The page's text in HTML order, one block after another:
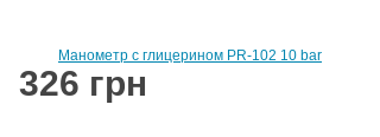
Манометр с глицерином PR-102 10 bar
326 грн